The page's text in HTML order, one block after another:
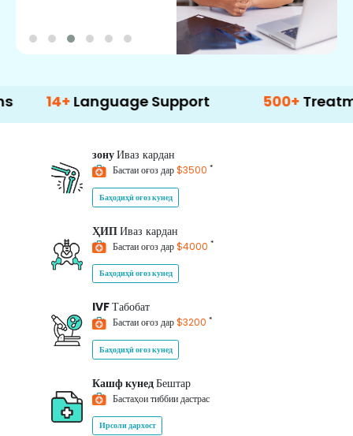
Language Support 500+ Treatment
зонуИваз кардан
Бастаи оғоз дар$3500 *
Баҳодиҳӣ оғоз кунед
ҲИПИваз кардан
Бастаи оғоз дар$4000 *
Баҳодиҳӣ оғоз кунед
IVFТабобат
Бастаи оғоз дар$3200 *
Баҳодиҳӣ оғоз кунед
Кашф кунедБештар
Бастаҳои тиббии дастрас
Ирсоли дархост